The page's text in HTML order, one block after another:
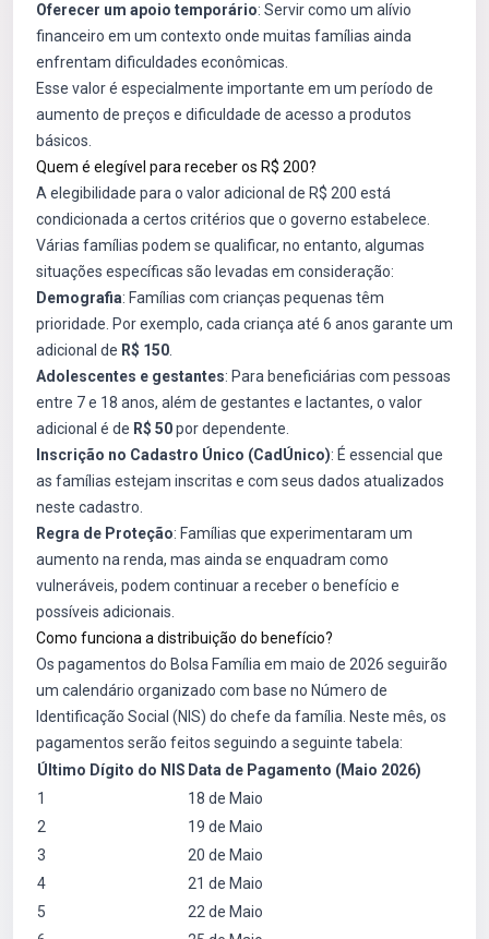
Oferecer um apoio temporário: Servir como um alívio
financeiro em um contexto onde muitas famílias ainda
enfrentam dificuldades econômicas.
Esse valor é especialmente importante em um período de
aumento de preços e dificuldade de acesso a produtos
básicos.
Quem é elegível para receber os R$ 200?
A elegibilidade para o valor adicional de R$ 200 está
condicionada a certos critérios que o governo estabelece.
Várias famílias podem se qualificar, no entanto, algumas
situações específicas são levadas em consideração:
Demografia: Famílias com crianças pequenas têm
prioridade. Por exemplo, cada criança até 6 anos garante um
adicional de R$ 150
Adolescentes e gestantes: Para beneficiárias com pessoas
entre 7 e 18 anos, além de gestantes e lactantes, o valor
adicional é de R$ 50por dependente.
Inscrição no Cadastro Único (CadÚnico): É essencial que
as famílias estejam inscritas e com seus dados atualizados
neste cadastro.
Regra de Proteção: Famílias que experimentaram um
aumento na renda, mas ainda se enquadram como
vulneráveis, podem continuar a receber o benefício e
possíveis adicionais.
Como funciona a distribuição do benefício?
Os pagamentos do Bolsa Família em maio de 2026 seguirão
um calendário organizado com base no Número de
Identificação Social (NIS) do chefe da família. Neste mês, os
pagamentos serão feitos seguindo a seguinte tabela:
Último Dígito do NIS Data de Pagamento (Maio 2026)
1
18 de Maio
2
19 de Maio
3
20 de Maio
4
21 de Maio
5
22 de Maio